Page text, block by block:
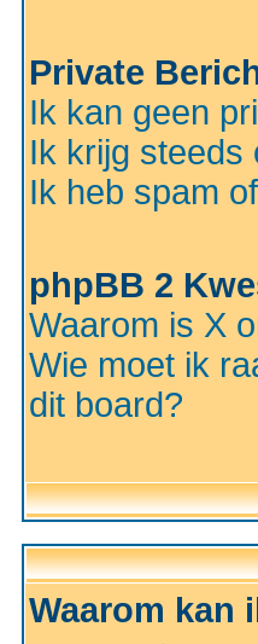
Private
Ik kan geen
Ik krijg steeds
Ik heb spam
phpBB 2
Waarom is X
Wie moet ik
dit board?
Waarom kan